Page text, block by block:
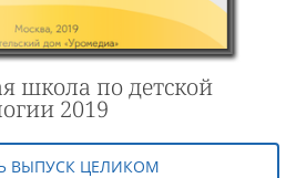
школа по детской
2019
ВЫПУСК ЦЕЛИКОМ